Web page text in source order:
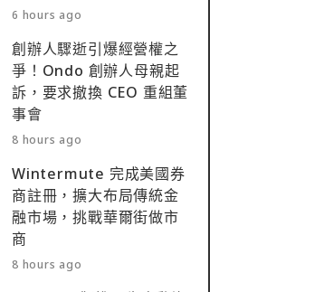
6 hours ago
創辦人驟逝引爆經營權之
爭！Ondo 創辦人母親起
訴，要求撤換 CEO 重組董
事會
8 hours ago
Wintermute 完成美國券
商註冊，擴大布局傳統金
融市場，挑戰華爾街做市
商
8 hours ago